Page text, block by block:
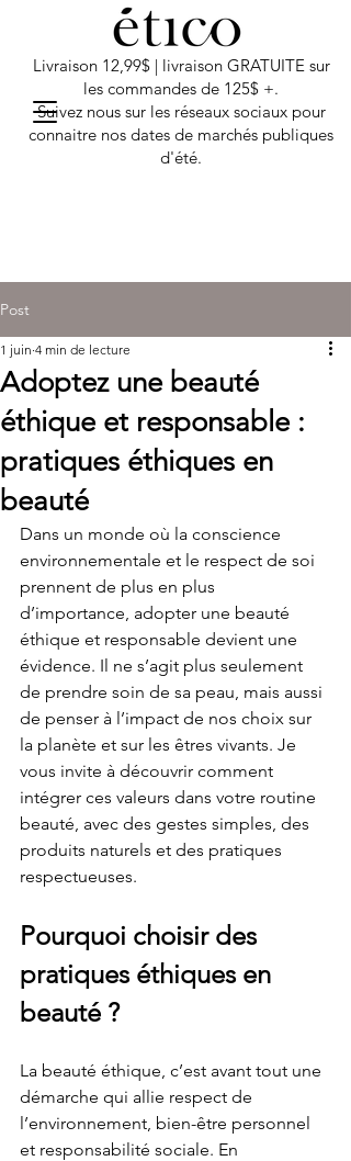
Livraison 12,99$ | livraison GRATUITE sur
les commandes de 125$ +.
Suivez nous sur les réseaux sociaux pour
connaitre nos dates de marchés publiques
d'été.
Post
Adoptez une beauté
éthique et responsable :
pratiques éthiques en
beauté
1 juin 4 min de lecture
Dans un monde où la conscience
environnementale et le respect de soi
prennent de plus en plus
d’importance, adopter une beauté
éthique et responsable devient une
évidence. Il ne s’agit plus seulement
de prendre soin de sa peau, mais aussi
de penser à l’impact de nos choix sur
la planète et sur les êtres vivants. Je
vous invite à découvrir comment
intégrer ces valeurs dans votre routine
beauté, avec des gestes simples, des
produits naturels et des pratiques
respectueuses.
Pourquoi choisir des
pratiques éthiques en
beauté ?
La beauté éthique, c’est avant tout une
démarche qui allie respect de
l’environnement, bien-être personnel
et responsabilité sociale. En